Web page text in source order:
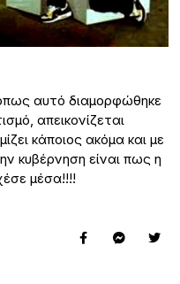
αυτό διαμορφώθηκε
απεικονίζεται
κάποιος ακόμα και με
κυβέρνηση είναι πως η
μέσα!!!!